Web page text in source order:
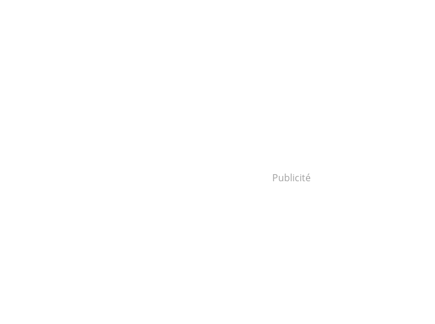
Publicité